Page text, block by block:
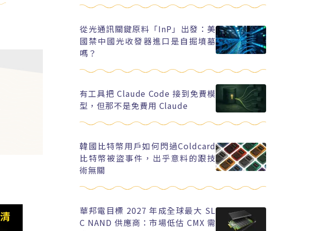
從光通訊關鍵原料「InP」出發：美
國禁中國光收發器進口是自掘墳墓
嗎？
有工具把 Claude Code 接到免費模
型，但那不是免費用 Claude
韓國比特幣用戶如何閃過Coldcard
比特幣被盜事件，出乎意料的跟技
術無關
華邦電目標 2027 年成全球最大 SL
C NAND 供應商：市場低估 CMX 需